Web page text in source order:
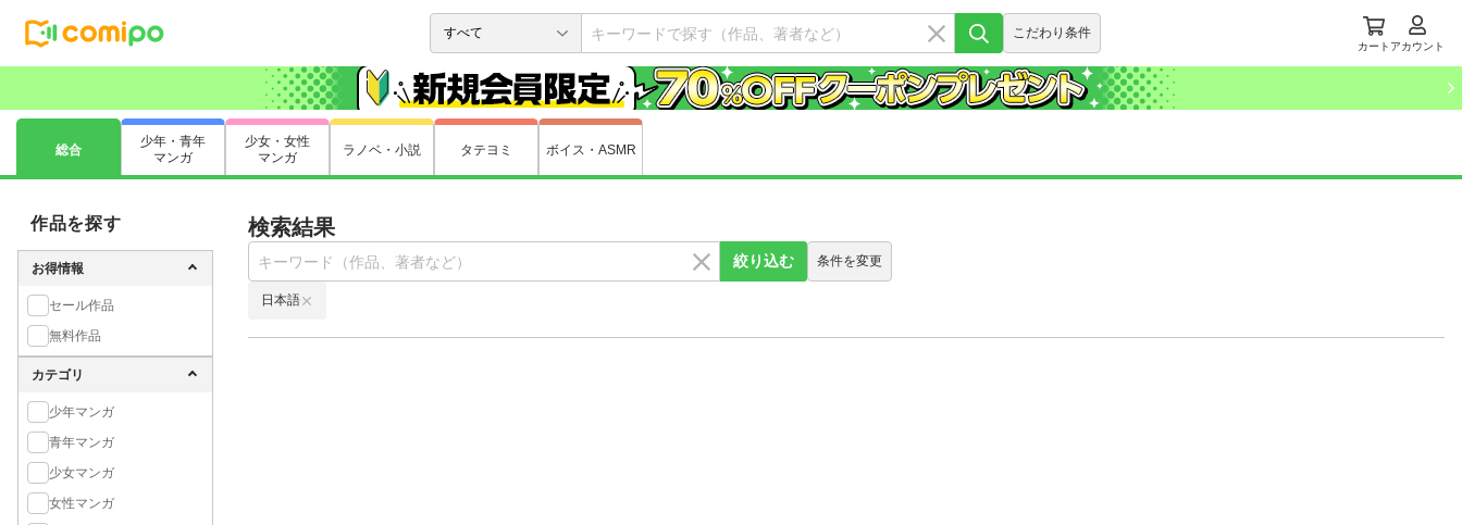
こだわり条件
カート アカウント
総合
少年・青年
マンガ
少女・女性
マンガ
ラノベ・小説 タテヨミ ボイス・ASMR
作品を探す
お得情報
セール作品
無料作品
カテゴリ
少年マンガ
青年マンガ
少女マンガ
女性マンガ
検索結果
絞り込む 条件を変更
日本語